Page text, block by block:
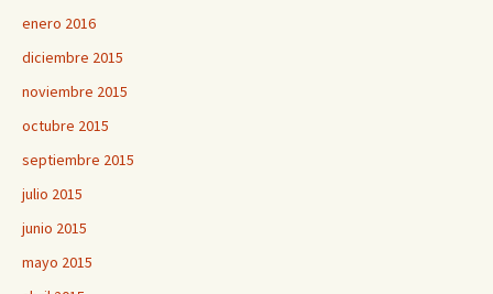
enero 2016
diciembre 2015
noviembre 2015
octubre 2015
septiembre 2015
julio 2015
junio 2015
mayo 2015